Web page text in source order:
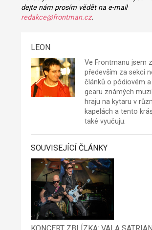
dejte nám prosím vědět na e-mail
redakce@frontman.cz.
LEON
Ve Frontmanu jsem
především za sekci
článků o pódiovém
gearu známých
hraju na kytaru v
kapelách a tento
také vyučuju.
SOUVISEJÍCÍ ČLÁNKY
KONCERT ZBLÍZKA: VAI A